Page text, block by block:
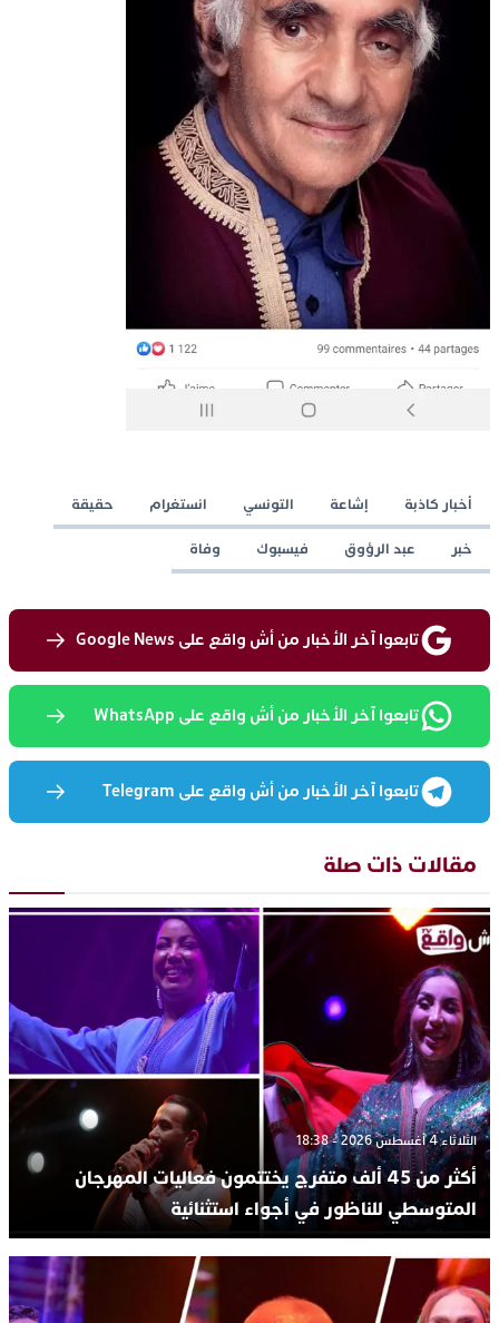
أخبار كاذبة إشاعة التونسي انستغرام حقيقة
خبر عبد الرؤوق فيسبوك وفاة
تابعوا آخر الأخبار من أش واقع على Google News
تابعوا آخر الأخبار من أش واقع على WhatsApp
تابعوا آخر الأخبار من أش واقع على Telegram
مقالات ذات صلة
الثلاثاء 4 أغسطس 2026 - 18:38
أكثر من 45 ألف متفرج يختتمون فعاليات المهرجان
المتوسطي للناظور في أجواء استثنائية